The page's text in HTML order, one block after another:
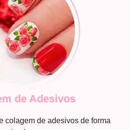
de Adesivos
colagem de adesivos de forma